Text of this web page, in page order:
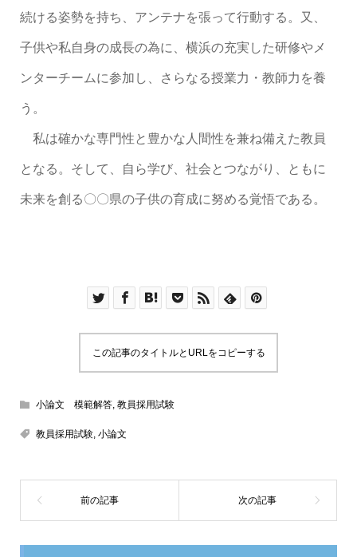
続ける姿勢を持ち、アンテナを張って行動する。又、
子供や私自身の成長の為に、横浜の充実した研修やメ
ンターチームに参加し、さらなる授業力・教師力を養
う。
私は確かな専門性と豊かな人間性を兼ね備えた教員
となる。そして、自ら学び、社会とつながり、ともに
未来を創る〇〇県の子供の育成に努める覚悟である。
この記事のタイトルとURLをコピーする
小論文 模範解答, 教員採用試験
教員採用試験, 小論文